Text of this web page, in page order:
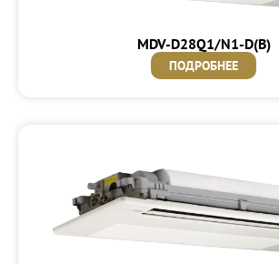
MDV-D28Q1/N1-D(B)
ПОДРОБНЕЕ